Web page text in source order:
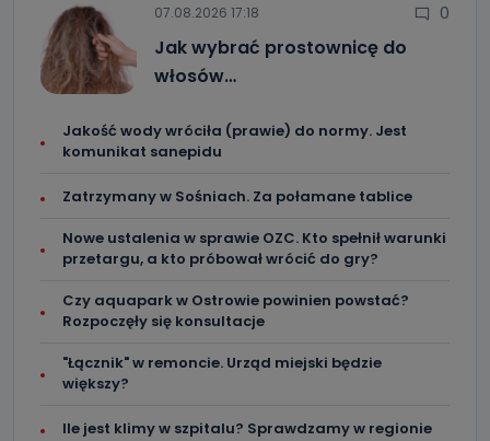
07.08.2026 17:18 0
Jak wybrać prostownicę do
włosów…
Jakość wody wróciła (prawie) do normy. Jest
komunikat sanepidu
Zatrzymany w Sośniach. Za połamane tablice
Nowe ustalenia w sprawie OZC. Kto spełnił warunki
przetargu, a kto próbował wrócić do gry?
Czy aquapark w Ostrowie powinien powstać?
Rozpoczęły się konsultacje
"Łącznik" w remoncie. Urząd miejski będzie
większy?
Ile jest klimy w szpitalu? Sprawdzamy w regionie